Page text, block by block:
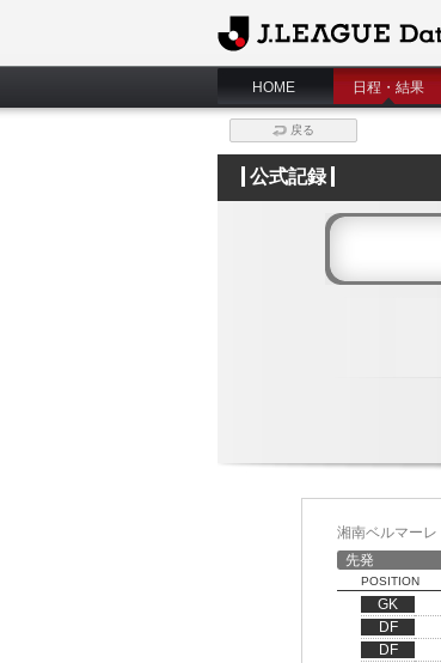
J.League Data Site
HOME 日程・結果
戻る
公式記録
湘南ベルマーレ
先発
POSITION
GK
DF
DF